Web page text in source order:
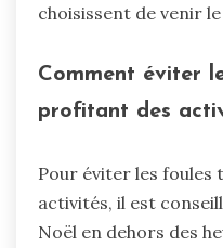
choisissent de venir
Comment éviter
profitant des
Pour éviter les
activités, il est
Noël en dehors des